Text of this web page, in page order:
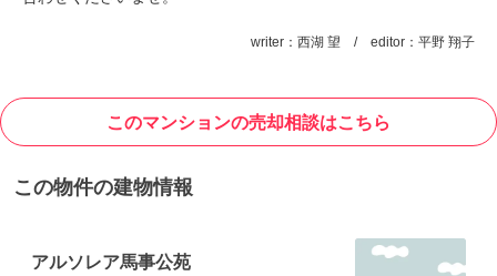
writer：西湖 望 / editor：平野 翔子
このマンションの売却相談はこちら
この物件の建物情報
アルソレア馬事公苑